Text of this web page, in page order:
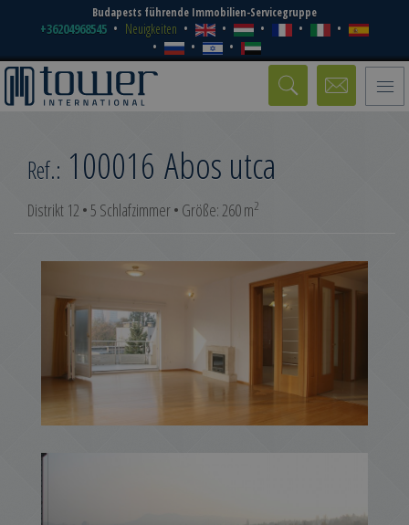
Budapests führende Immobilien-Servicegruppe
+36204968545 Neuigkeiten
Toggle
Abos utca
Ref.: 100016
Distrikt 12 • 5 Schlafzimmer • Größe: 260 m2